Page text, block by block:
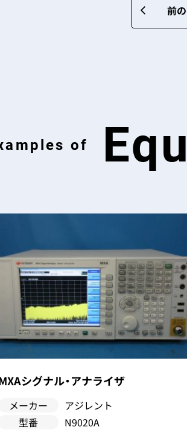
前
of
シグナル・アナライザ
メーカー
アジレント
型番
N9020A